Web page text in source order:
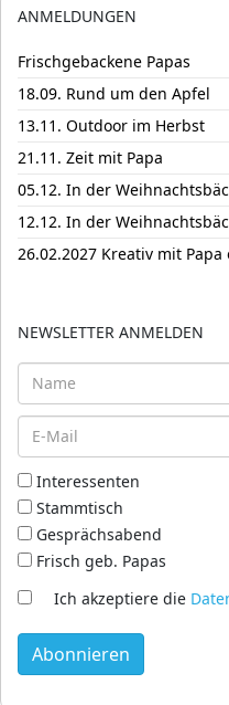
ANMELDUNGEN
Frischgebackene Papas
18.09. Rund um den Apfel
13.11. Outdoor im Herbst
21.11. Zeit mit Papa
05.12. In der
12.12. In der
26.02.2027 Kreativ mit Papa
NEWSLETTER ANMELDEN
Interessenten
Stammtisch
Gesprächsabend
Frisch geb. Papas
Ich akzeptiere die
Abonnieren